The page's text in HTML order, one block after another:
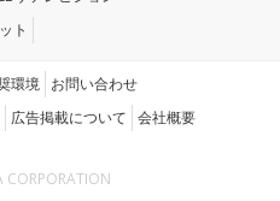
ト
環境 お問い合わせ
広告掲載について 会社概要